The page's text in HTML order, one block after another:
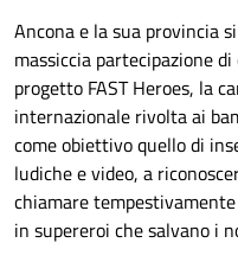
Ancona e la sua provincia
massiccia partecipazione
progetto FAST Heroes, la
internazionale rivolta ai
come obiettivo quello di
ludiche e video, a
chiamare
in supereroi che salvano i